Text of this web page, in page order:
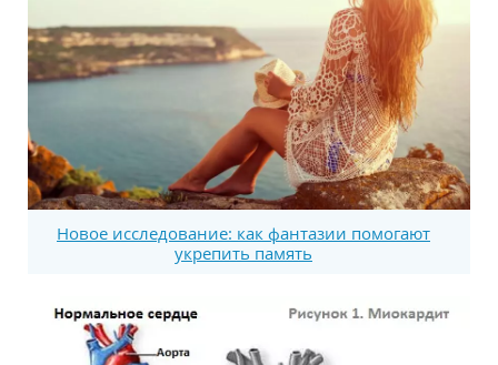
Новое исследование: как фантазии помогают
укрепить память